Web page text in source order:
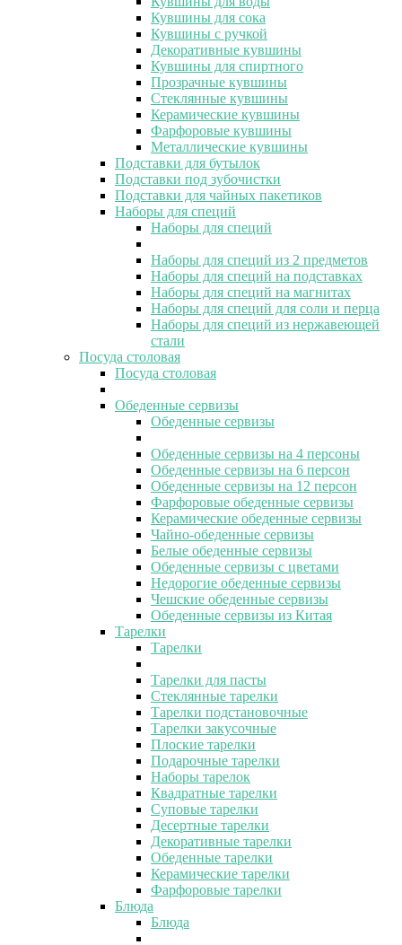
Кувшины для сока
Кувшины с ручкой
Декоративные кувшины
Кувшины для спиртного
Прозрачные кувшины
Стеклянные кувшины
Керамические кувшины
Фарфоровые кувшины
Металлические кувшины
Подставки для бутылок
Подставки под зубочистки
Подставки для чайных пакетиков
Наборы для специй
Наборы для специй
Наборы для специй из 2 предметов
Наборы для специй на подставках
Наборы для специй на магнитах
Наборы для специй для соли и перца
Наборы для специй из нержавеющей
стали
Посуда столовая
Посуда столовая
Обеденные сервизы
Обеденные сервизы
Обеденные сервизы на 4 персоны
Обеденные сервизы на 6 персон
Обеденные сервизы на 12 персон
Фарфоровые обеденные сервизы
Керамические обеденные сервизы
Чайно-обеденные сервизы
Белые обеденные сервизы
Обеденные сервизы с цветами
Недорогие обеденные сервизы
Чешские обеденные сервизы
Обеденные сервизы из Китая
Тарелки
Тарелки
Тарелки для пасты
Стеклянные тарелки
Тарелки подстановочные
Тарелки закусочные
Плоские тарелки
Подарочные тарелки
Наборы тарелок
Квадратные тарелки
Суповые тарелки
Десертные тарелки
Декоративные тарелки
Обеденные тарелки
Керамические тарелки
Фарфоровые тарелки
Блюда
Блюда